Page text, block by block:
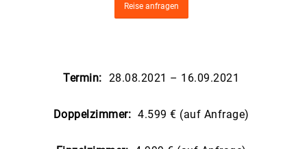
Reise anfragen
Termin: 28.08.2021 – 16.09.2021
Doppelzimmer: 4.599 € (auf Anfrage)